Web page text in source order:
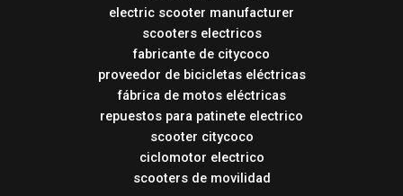
electric scooter manufacturer
scooters electricos
fabricante de citycoco
proveedor de bicicletas eléctricas
fábrica de motos eléctricas
repuestos para patinete electrico
scooter citycoco
ciclomotor electrico
scooters de movilidad